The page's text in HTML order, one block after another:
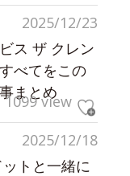
2025/12/23
ス ザ クレン
べてをこの
まとめ
1099 view
2025/12/18
トと一緒に